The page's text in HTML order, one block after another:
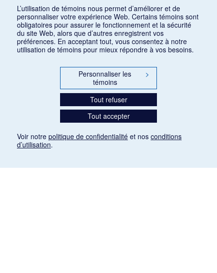
L’utilisation de témoins nous permet d’améliorer et de
personnaliser votre expérience Web. Certains témoins sont
obligatoires pour assurer le fonctionnement et la sécurité
du site Web, alors que d’autres enregistrent vos
préférences. En acceptant tout, vous consentez à notre
utilisation de témoins pour mieux répondre à vos besoins.
Personnaliser les
témoins
>
Tout refuser
Tout accepter
Voir notre politique de confidentialité et nos conditions
d’utilisation.